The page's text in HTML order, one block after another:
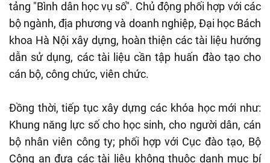
tảng "Bình dân học vụ số". Chủ động phối hợp với các
bộ ngành, địa phương và doanh nghiệp, Đại học Bách
khoa Hà Nội xây dựng, hoàn thiện các tài liệu hướng
dẫn sử dụng, các tài liệu cần tập huấn đào tạo cho
cán bộ, công chức, viên chức.
Đồng thời, tiếp tục xây dựng các khóa học mới như:
Khung năng lực số cho học sinh, cho người dân, cán
bộ nhân viên công ty; phối hợp với Cục đào tạo, Bộ
Công an đưa các tài liệu không thuộc danh mục bí